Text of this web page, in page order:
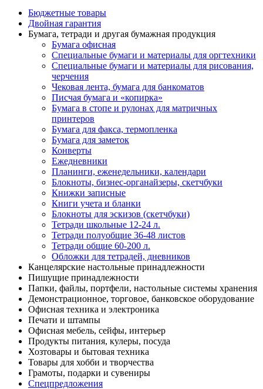
Бюджетные товары
Двойная гарантия
Бумага, тетради и другая бумажная продукция
Бумага офисная
Специальные бумаги и материалы для оргтехники
Специальные бумаги и материалы для рисования,
черчения
Чековая лента, бумага для банкоматов
Писчая бумага и «копирка»
Бумага в стопе и рулонах для матричных
принтеров
Бумага для факса, термопленка
Бумага для заметок
Конверты
Ежедневники
Планинги, еженедельники, календари
Блокноты, бизнес-органайзеры, скетчбуки
Книжки записные
Книги учета и бланки
Блокноты для эскизов (скетчбуки)
Тетради школьные 12-24 л.
Тетради полуобщие 36-48 листов
Тетради общие 60-200 л.
Обложки для тетрадей, дневников
Канцелярские настольные принадлежности
Пишущие принадлежности
Папки, файлы, портфели, настольные системы хранения
Демонстрационное, торговое, банковское оборудование
Офисная техника и электроника
Печати и штампы
Офисная мебель, сейфы, интерьер
Продукты питания, кулеры, посуда
Хозтовары и бытовая техника
Товары для хобби и творчества
Грамоты, подарки и сувениры
Спецпредложения